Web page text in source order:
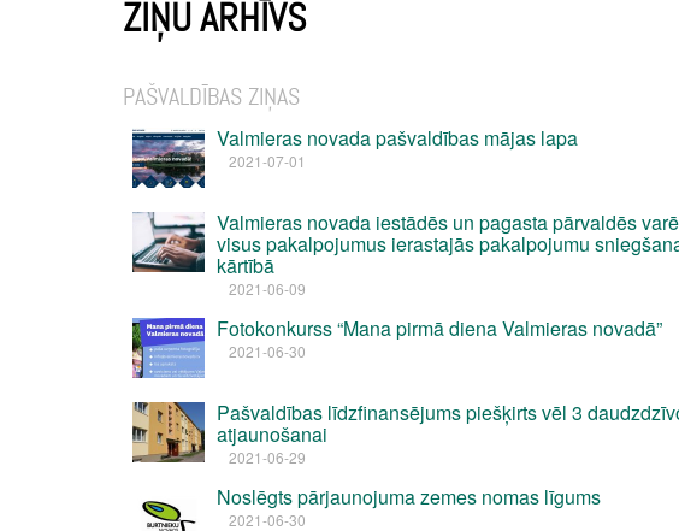
ZIŅU ARHĪVS
PAŠVALDĪBAS ZIŅAS
Valmieras novada pašvaldības mājas lapa
2021-07-01
Valmieras novada iestādēs un pagasta pārvaldēs
visus pakalpojumus ierastajās pakalpojumu
kārtībā
2021-06-09
Fotokonkurss “Mana pirmā diena Valmieras novadā”
2021-06-30
Pašvaldības līdzfinansējums piešķirts vēl 3
atjaunošanai
2021-06-29
Noslēgts pārjaunojuma zemes nomas līgums
2021-06-30